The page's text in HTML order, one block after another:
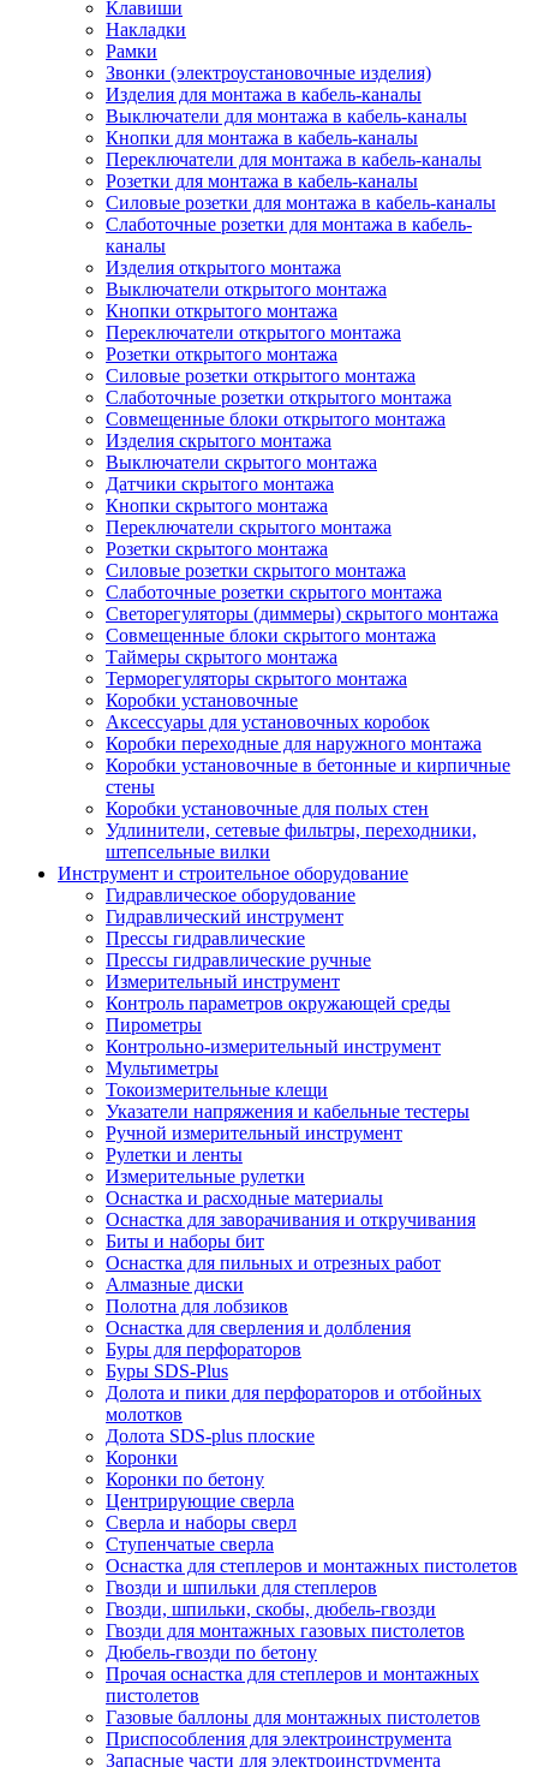
Клавиши
Накладки
Рамки
Звонки (электроустановочные изделия)
Изделия для монтажа в кабель-каналы
Выключатели для монтажа в кабель-каналы
Кнопки для монтажа в кабель-каналы
Переключатели для монтажа в кабель-каналы
Розетки для монтажа в кабель-каналы
Силовые розетки для монтажа в кабель-каналы
Слаботочные розетки для монтажа в кабель-
каналы
Изделия открытого монтажа
Выключатели открытого монтажа
Кнопки открытого монтажа
Переключатели открытого монтажа
Розетки открытого монтажа
Силовые розетки открытого монтажа
Слаботочные розетки открытого монтажа
Совмещенные блоки открытого монтажа
Изделия скрытого монтажа
Выключатели скрытого монтажа
Датчики скрытого монтажа
Кнопки скрытого монтажа
Переключатели скрытого монтажа
Розетки скрытого монтажа
Силовые розетки скрытого монтажа
Слаботочные розетки скрытого монтажа
Светорегуляторы (диммеры) скрытого монтажа
Совмещенные блоки скрытого монтажа
Таймеры скрытого монтажа
Терморегуляторы скрытого монтажа
Коробки установочные
Аксессуары для установочных коробок
Коробки переходные для наружного монтажа
Коробки установочные в бетонные и кирпичные
стены
Коробки установочные для полых стен
Удлинители, сетевые фильтры, переходники,
штепсельные вилки
Инструмент и строительное оборудование
Гидравлическое оборудование
Гидравлический инструмент
Прессы гидравлические
Прессы гидравлические ручные
Измерительный инструмент
Контроль параметров окружающей среды
Пирометры
Контрольно-измерительный инструмент
Мультиметры
Токоизмерительные клещи
Указатели напряжения и кабельные тестеры
Ручной измерительный инструмент
Рулетки и ленты
Измерительные рулетки
Оснастка и расходные материалы
Оснастка для заворачивания и откручивания
Биты и наборы бит
Оснастка для пильных и отрезных работ
Алмазные диски
Полотна для лобзиков
Оснастка для сверления и долбления
Буры для перфораторов
Буры SDS-Plus
Долота и пики для перфораторов и отбойных
молотков
Долота SDS-plus плоские
Коронки
Коронки по бетону
Центрирующие сверла
Сверла и наборы сверл
Ступенчатые сверла
Оснастка для степлеров и монтажных пистолетов
Гвозди и шпильки для степлеров
Гвозди, шпильки, скобы, дюбель-гвозди
Гвозди для монтажных газовых пистолетов
Дюбель-гвозди по бетону
Прочая оснастка для степлеров и монтажных
пистолетов
Газовые баллоны для монтажных пистолетов
Приспособления для электроинструмента
Запасные части для электроинструмента